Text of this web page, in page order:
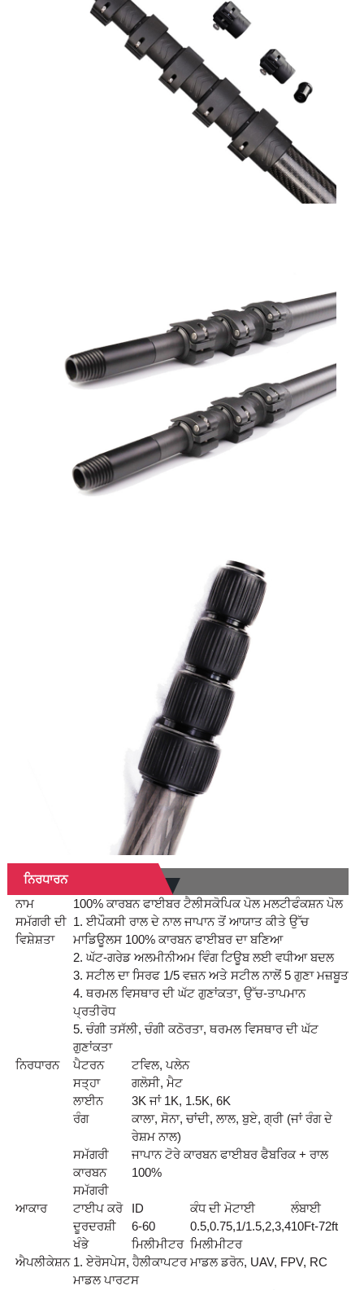
ਨਿਰਧਾਰਨ
ਨਾਮ
100% ਕਾਰਬਨ ਫਾਈਬਰ ਟੈਲੀਸਕੋਪਿਕ ਪੋਲ ਮਲਟੀਫੰਕਸ਼ਨ ਪੋਲ
ਸਮੱਗਰੀ ਦੀ
ਵਿਸ਼ੇਸ਼ਤਾ
1. ਈਪੌਕਸੀ ਰਾਲ ਦੇ ਨਾਲ ਜਾਪਾਨ ਤੋਂ ਆਯਾਤ ਕੀਤੇ ਉੱਚ
ਮਾਡਿਊਲਸ 100% ਕਾਰਬਨ ਫਾਈਬਰ ਦਾ ਬਣਿਆ
2. ਘੱਟ-ਗਰੇਡ ਅਲਮੀਨੀਅਮ ਵਿੰਗ ਟਿਊਬ ਲਈ ਵਧੀਆ ਬਦਲ
3. ਸਟੀਲ ਦਾ ਸਿਰਫ 1/5 ਵਜ਼ਨ ਅਤੇ ਸਟੀਲ ਨਾਲੋਂ 5 ਗੁਣਾ ਮਜ਼ਬੂਤ
4. ਥਰਮਲ ਵਿਸਥਾਰ ਦੀ ਘੱਟ ਗੁਣਾਂਕਤਾ, ਉੱਚ-ਤਾਪਮਾਨ
ਪ੍ਰਤੀਰੋਧ
5. ਚੰਗੀ ਤਸੱਲੀ, ਚੰਗੀ ਕਠੋਰਤਾ, ਥਰਮਲ ਵਿਸਥਾਰ ਦੀ ਘੱਟ
ਗੁਣਾਂਕਤਾ
ਨਿਰਧਾਰਨ
ਪੈਟਰਨ
ਟਵਿਲ, ਪਲੇਨ
ਸਤ੍ਹਾ
ਗਲੋਸੀ, ਮੈਟ
ਲਾਈਨ
3K ਜਾਂ 1K, 1.5K, 6K
ਰੰਗ
ਕਾਲਾ, ਸੋਨਾ, ਚਾਂਦੀ, ਲਾਲ, ਬੁਏ, ਗ੍ਰੀ (ਜਾਂ ਰੰਗ ਦੇ
ਰੇਸ਼ਮ ਨਾਲ)
ਸਮੱਗਰੀ
ਜਾਪਾਨ ਟੋਰੇ ਕਾਰਬਨ ਫਾਈਬਰ ਫੈਬਰਿਕ + ਰਾਲ
ਕਾਰਬਨ
ਸਮੱਗਰੀ
100%
ਆਕਾਰ ਟਾਈਪ ਕਰੋ ID ਕੰਧ ਦੀ ਮੋਟਾਈ
ਲੰਬਾਈ
ਦੂਰਦਰਸ਼ੀ
ਖੰਭੇ
6-60
ਮਿਲੀਮੀਟਰ
0.5,0.75,1/1.5,2,3,4
ਮਿਲੀਮੀਟਰ
10Ft-72ft
ਐਪਲੀਕੇਸ਼ਨ 1. ਏਰੋਸਪੇਸ, ਹੈਲੀਕਾਪਟਰ ਮਾਡਲ ਡਰੋਨ, UAV, FPV, RC
ਮਾਡਲ ਪਾਰਟਸ